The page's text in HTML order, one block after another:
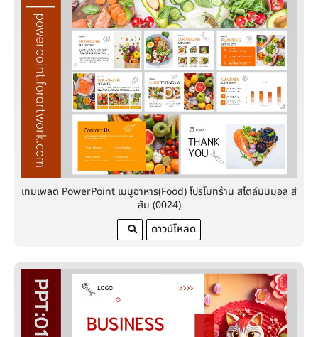
เทมเพลต PowerPoint เมนูอาหาร(Food) โปรโมทร้าน สไตล์มินิมอล สี
ส้ม (0024)
ดาวน์โหลด